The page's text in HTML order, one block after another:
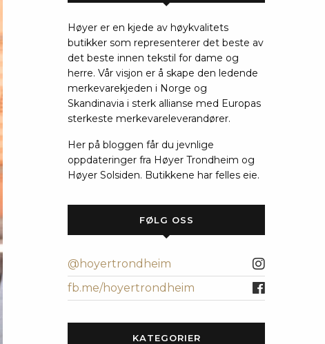
Høyer er en kjede av høykvalitets
butikker som representerer det beste av
det beste innen tekstil for dame og
herre. Vår visjon er å skape den ledende
merkevarekjeden i Norge og
Skandinavia i sterk allianse med Europas
sterkeste merkevareleverandører.
Her på bloggen får du jevnlige
oppdateringer fra Høyer Trondheim og
Høyer Solsiden. Butikkene har felles eie.
FØLG OSS
@hoyertrondheim
fb.me/hoyertrondheim
KATEGORIER